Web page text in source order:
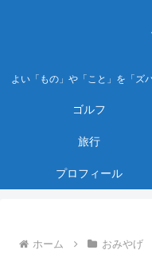
よい「もの」や「こと」を「ズ
ゴルフ
旅行
プロフィール
ホーム おみやげ